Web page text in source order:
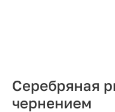
Серебряная
чернением